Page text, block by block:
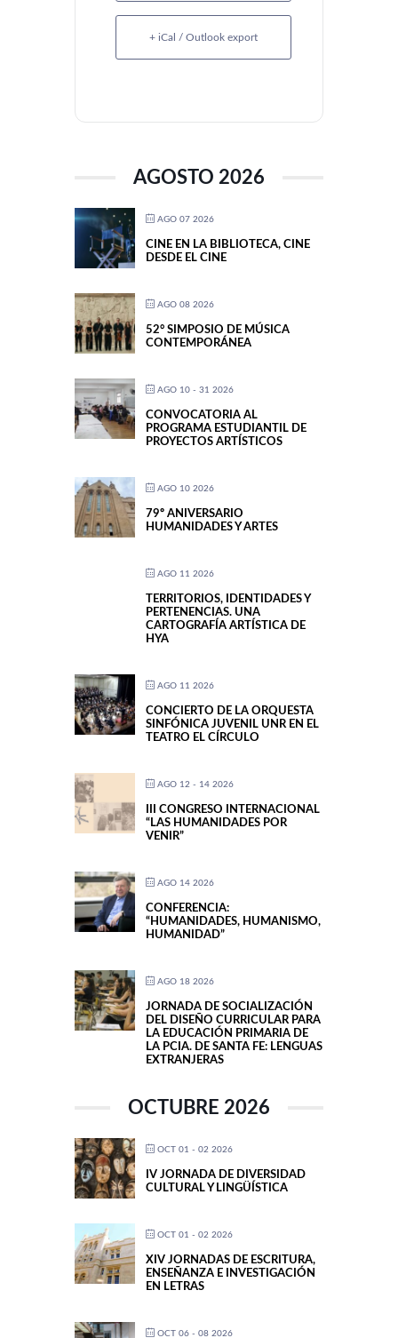
+ iCal / Outlook export
AGOSTO 2026
AGO 07 2026
CINE EN LA BIBLIOTECA, CINE
DESDE EL CINE
AGO 08 2026
52° SIMPOSIO DE MÚSICA
CONTEMPORÁNEA
AGO 10 - 31 2026
CONVOCATORIA AL
PROGRAMA ESTUDIANTIL DE
PROYECTOS ARTÍSTICOS
AGO 10 2026
79º ANIVERSARIO
HUMANIDADES Y ARTES
AGO 11 2026
TERRITORIOS, IDENTIDADES Y
PERTENENCIAS. UNA
CARTOGRAFÍA ARTÍSTICA DE
HYA
AGO 11 2026
CONCIERTO DE LA ORQUESTA
SINFÓNICA JUVENIL UNR EN EL
TEATRO EL CÍRCULO
AGO 12 - 14 2026
III CONGRESO INTERNACIONAL
“LAS HUMANIDADES POR
VENIR”
AGO 14 2026
CONFERENCIA:
“HUMANIDADES, HUMANISMO,
HUMANIDAD”
AGO 18 2026
JORNADA DE SOCIALIZACIÓN
DEL DISEÑO CURRICULAR PARA
LA EDUCACIÓN PRIMARIA DE
LA PCIA. DE SANTA FE: LENGUAS
EXTRANJERAS
OCTUBRE 2026
OCT 01 - 02 2026
IV JORNADA DE DIVERSIDAD
CULTURAL Y LINGÜÍSTICA
OCT 01 - 02 2026
XIV JORNADAS DE ESCRITURA,
ENSEÑANZA E INVESTIGACIÓN
EN LETRAS
OCT 06 - 08 2026